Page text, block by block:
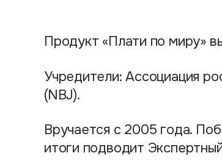
Продукт «Плати по миру»
Учредители: Ассоциация
(NBJ).
Вручается с 2005 года.
итоги подводит